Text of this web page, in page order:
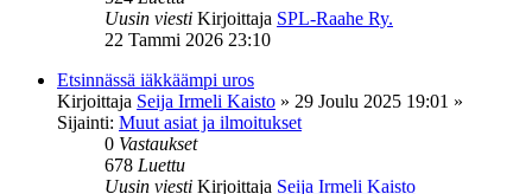
Uusin viesti Kirjoittaja SPL-Raahe Ry.
22 Tammi 2026 23:10
Etsinnässä iäkkäämpi uros
Kirjoittaja Seija Irmeli Kaisto » 29 Joulu 2025 19:01 »
Sijainti: Muut asiat ja ilmoitukset
0 Vastaukset
678 Luettu
Uusin viesti Kirjoittaja Seija Irmeli Kaisto